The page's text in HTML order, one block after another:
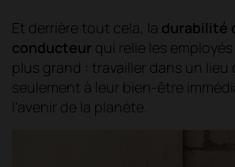
Et derrière tout cela, la durabilité
conducteur qui relie les
plus grand : travailler dans un lieu
seulement à leur bien-être
l'avenir de la planète.